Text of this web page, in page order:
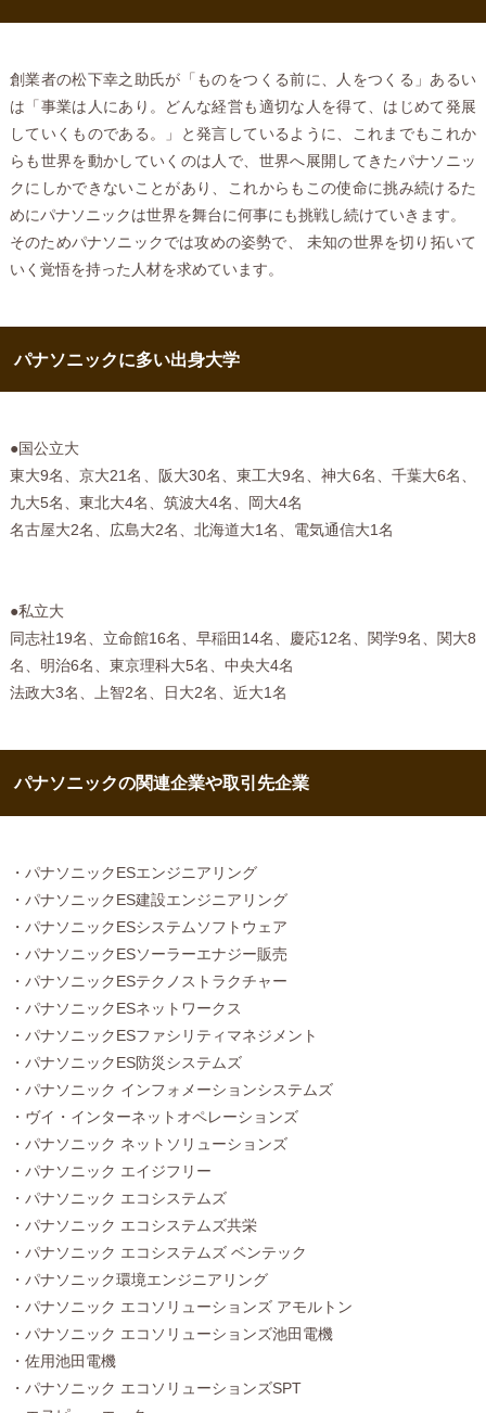
創業者の松下幸之助氏が「ものをつくる前に、人をつくる」あるい
は「事業は人にあり。どんな経営も適切な人を得て、はじめて発展
していくものである。」と発言しているように、これまでもこれか
らも世界を動かしていくのは人で、世界へ展開してきたパナソニッ
クにしかできないことがあり、これからもこの使命に挑み続けるた
めにパナソニックは世界を舞台に何事にも挑戦し続けていきます。
そのためパナソニックでは攻めの姿勢で、 未知の世界を切り拓いて
いく覚悟を持った人材を求めています。
パナソニックに多い出身大学
●国公立大
東大9名、京大21名、阪大30名、東工大9名、神大6名、千葉大6名、
九大5名、東北大4名、筑波大4名、岡大4名
名古屋大2名、広島大2名、北海道大1名、電気通信大1名
●私立大
同志社19名、立命館16名、早稲田14名、慶応12名、関学9名、関大8
名、明治6名、東京理科大5名、中央大4名
法政大3名、上智2名、日大2名、近大1名
パナソニックの関連企業や取引先企業
・パナソニックESエンジニアリング
・パナソニックES建設エンジニアリング
・パナソニックESシステムソフトウェア
・パナソニックESソーラーエナジー販売
・パナソニックESテクノストラクチャー
・パナソニックESネットワークス
・パナソニックESファシリティマネジメント
・パナソニックES防災システムズ
・パナソニック インフォメーションシステムズ
・ヴイ・インターネットオペレーションズ
・パナソニック ネットソリューションズ
・パナソニック エイジフリー
・パナソニック エコシステムズ
・パナソニック エコシステムズ共栄
・パナソニック エコシステムズ ベンテック
・パナソニック環境エンジニアリング
・パナソニック エコソリューションズ アモルトン
・パナソニック エコソリューションズ池田電機
・佐用池田電機
・パナソニック エコソリューションズSPT